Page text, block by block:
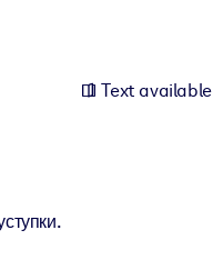
Text available